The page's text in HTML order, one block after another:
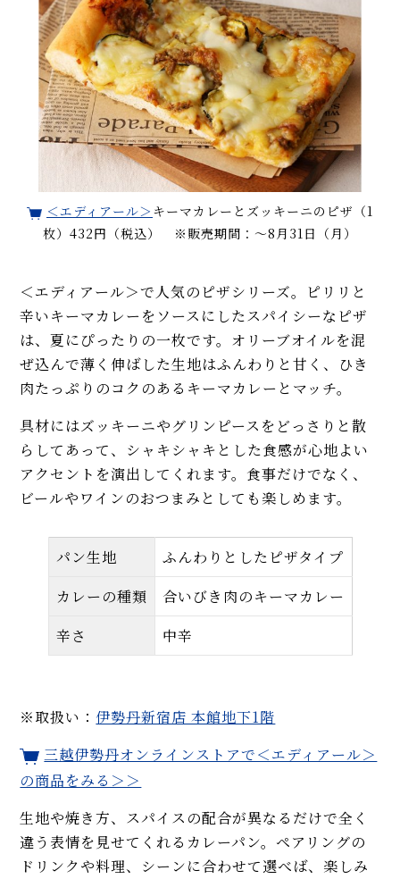
＜エディアール＞ キーマカレーとズッキーニのピザ（1
枚）432円（税込） ※販売期間：～8月31日（月）
＜エディアール＞で人気のピザシリーズ。ピリリと
辛いキーマカレーをソースにしたスパイシーなピザ
は、夏にぴったりの一枚です。オリーブオイルを混
ぜ込んで薄く伸ばした生地はふんわりと甘く、ひき
肉たっぷりのコクのあるキーマカレーとマッチ。
具材にはズッキーニやグリンピースをどっさりと散
らしてあって、シャキシャキとした食感が心地よい
アクセントを演出してくれます。食事だけでなく、
ビールやワインのおつまみとしても楽しめます。
パン生地
ふんわりとしたピザタイプ
カレーの種類
合いびき肉のキーマカレー
辛さ
中辛
※取扱い： 伊勢丹新宿店 本館地下1階
三越伊勢丹オンラインストアで＜エディアール＞
の商品をみる＞＞
生地や焼き方、スパイスの配合が異なるだけで全く
違う表情を見せてくれるカレーパン。ペアリングの
ドリンクや料理、シーンに合わせて選べば、楽しみ